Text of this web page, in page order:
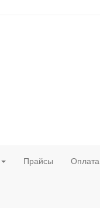
Прайсы Оплата